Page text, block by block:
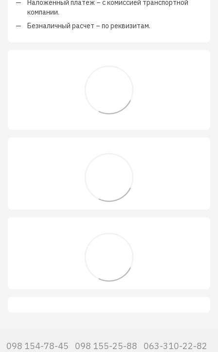
Наложенный платеж – скомиссией транспортной
компании.
Безналичный расчет – по реквизитам.
098 154-78-45 098 155-25-88 063-310-22-82